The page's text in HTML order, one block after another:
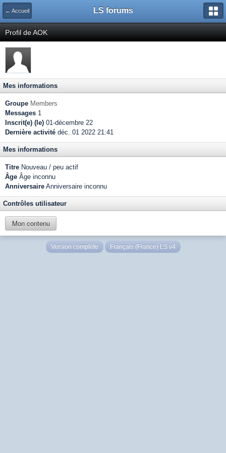
← Accueil LS forums
Profil de AOK
Mes informations
Groupe Members
Messages 1
Inscrit(e) (le) 01-décembre 22
Dernière activité déc. 01 2022 21:41
Mes informations
Titre Nouveau / peu actif
Âge Âge inconnu
Anniversaire Anniversaire inconnu
Contrôles utilisateur
Mon contenu
Version complète Français (France) LS v4